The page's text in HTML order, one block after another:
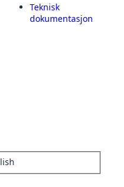
Teknisk
dokumentasjon